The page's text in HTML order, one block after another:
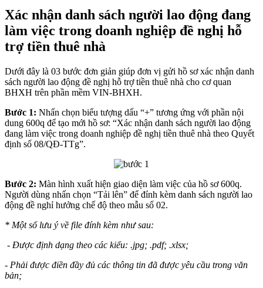
Xác nhận danh sách người lao động đang
làm việc trong doanh nghiệp đề nghị hỗ
trợ tiền thuê nhà
Dưới đây là 03 bước đơn giản giúp đơn vị gửi hồ sơ xác nhận danh
sách người lao động đề nghị hỗ trợ tiền thuê nhà cho cơ quan
BHXH trên phần mềm VIN-BHXH.
Bước 1: Nhấn chọn biểu tượng dấu “+” tương ứng với phần nội
dung 600q để tạo mới hồ sơ: “Xác nhận danh sách người lao động
đang làm việc trong doanh nghiệp đề nghị tiền thuê nhà theo Quyết
định số 08/QĐ-TTg”.
Bước 2: Màn hình xuất hiện giao diện làm việc của hồ sơ 600q.
Người dùng nhấn chọn “Tải lên” để đính kèm danh sách người lao
động đề nghỉ hưởng chế độ theo mẫu số 02.
* Một số lưu ý về file đính kèm như sau:
- Được định dạng theo các kiểu: .jpg; .pdf; .xlsx;
- Phải được điền đầy đủ các thông tin đã được yêu cầu trong văn
bản;